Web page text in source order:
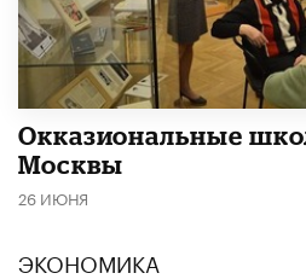
​Окказиональные
Москвы
26 ИЮНЯ
ЭКОНОМИКА